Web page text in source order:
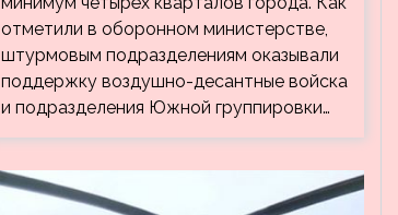
отметили в оборонном министерстве,
штурмовым подразделениям оказывали
поддержку воздушно-десантные войска
и подразделения Южной группировки…